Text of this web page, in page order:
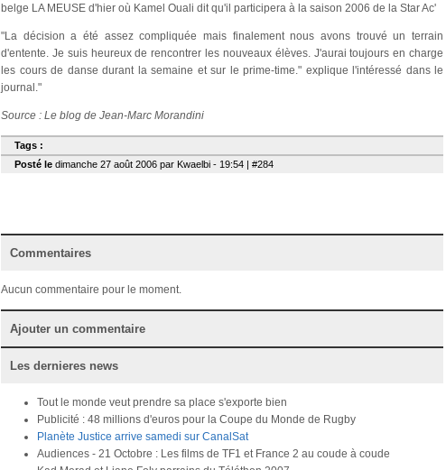
belge LA MEUSE d'hier où Kamel Ouali dit qu'il participera à la saison 2006 de la Star Ac'
"La décision a été assez compliquée mais finalement nous avons trouvé un terrain
d'entente. Je suis heureux de rencontrer les nouveaux élèves. J'aurai toujours en charge
les cours de danse durant la semaine et sur le prime-time." explique l'intéressé dans le
journal."
Source : Le blog de Jean-Marc Morandini
Tags :
Posté le dimanche 27 août 2006 par Kwaelbi - 19:54 | #284
Commentaires
Aucun commentaire pour le moment.
Ajouter un commentaire
Les dernieres news
Tout le monde veut prendre sa place s'exporte bien
Publicité : 48 millions d'euros pour la Coupe du Monde de Rugby
Planète Justice arrive samedi sur CanalSat
Audiences - 21 Octobre : Les films de TF1 et France 2 au coude à coude